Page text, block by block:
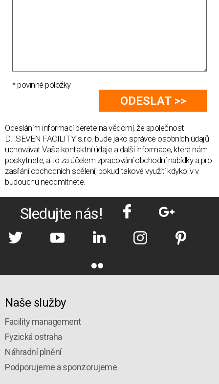
* povinné položky
Odesláním informací berete na vědomí, že společnost
D.I.SEVEN FACILITY s.r.o. bude jako správce osobních údajů
uchovávat Vaše kontaktní údaje a další informace, které nám
poskytnete, a to za účelem zpracování obchodní nabídky a pro
zasílání obchodních sdělení, pokud takové využití kdykoliv v
budoucnu neodmítnete.
Sledujte nás!
Naše služby
Facility management
Fyzická ostraha
Náhradní plnění
Podporujeme a sponzorujeme